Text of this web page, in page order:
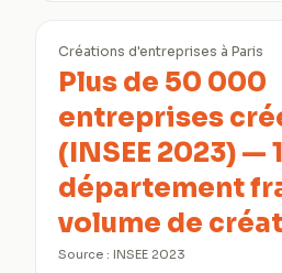
Créations d'entreprises à Paris
Plus de 50 000
entreprises
(INSEE 2023) —
département
volume de
Source : INSEE 2023